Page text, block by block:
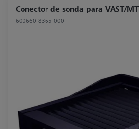
Conector de sonda para VAST/MT
600660-8365-000